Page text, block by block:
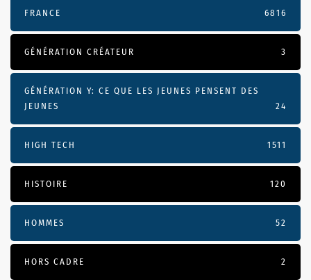
FRANCE 6816
GÉNÉRATION CRÉATEUR 3
GÉNÉRATION Y: CE QUE LES JEUNES PENSENT DES
JEUNES
24
HIGH TECH 1511
HISTOIRE 120
HOMMES 52
HORS CADRE 2